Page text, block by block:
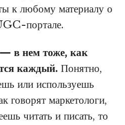
к любому материалу о
портале.
в нем тоже, как
каждый. Понятно,
или используешь
говорят маркетологи,
читать и писать, то